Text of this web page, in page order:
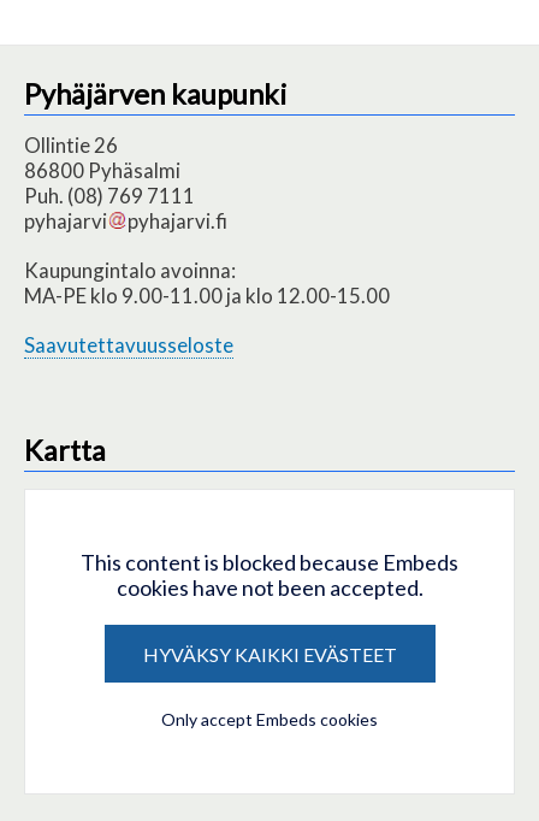
Pyhäjärven kaupunki
Ollintie 26
86800 Pyhäsalmi
Puh. (08) 769 7111
pyhajarvi
pyhajarvi.fi
Kaupungintalo avoinna:
MA-PE klo 9.00-11.00 ja klo 12.00-15.00
Saavutettavuusseloste
Kartta
This content is blocked because Embeds
cookies have not been accepted.
HYVÄKSY KAIKKI EVÄSTEET
Only accept Embeds cookies